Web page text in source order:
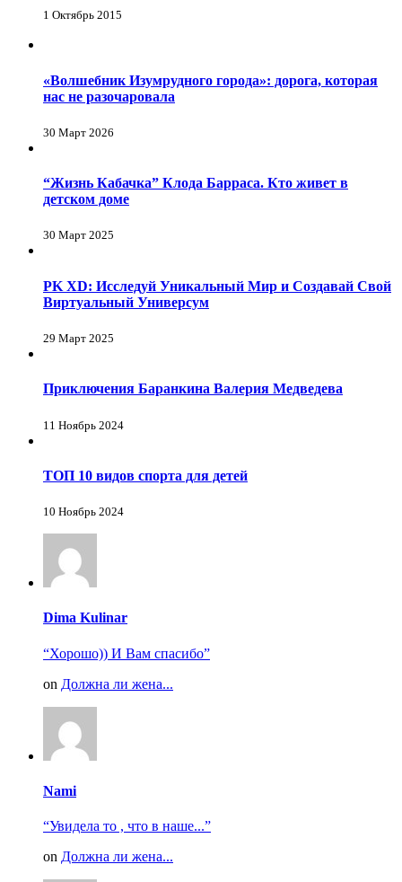
1 Октябрь 2015
«Волшебник Изумрудного города»: дорога, которая
нас не разочаровала
30 Март 2026
“Жизнь Кабачка” Клода Барраса. Кто живет в
детском доме
30 Март 2025
PK XD: Исследуй Уникальный Мир и Создавай Свой
Виртуальный Универсум
29 Март 2025
Приключения Баранкина Валерия Медведева
11 Ноябрь 2024
ТОП 10 видов спорта для детей
10 Ноябрь 2024
Dima Kulinar
“Хорошо)) И Вам спасибо”
on Должна ли жена...
Nami
“Увидела то , что в наше...”
on Должна ли жена...